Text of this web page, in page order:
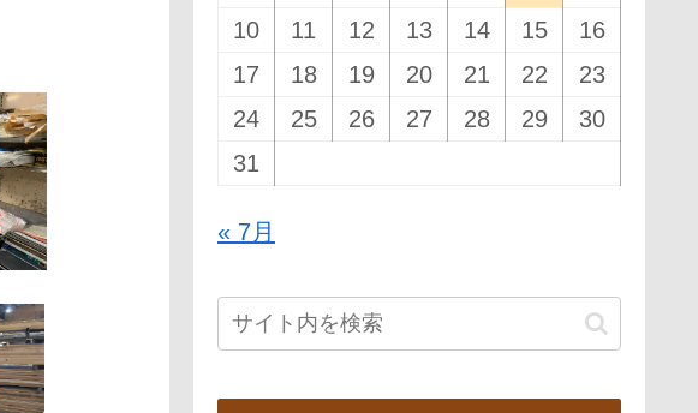
10
11 12 13 14 15
16
17
18 19 20 21 22
23
24
25 26 27 28 29
30
31
« 7月